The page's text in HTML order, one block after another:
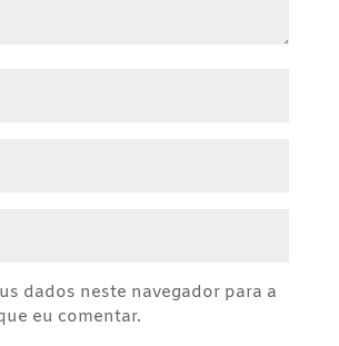
dados neste navegador para a
eu comentar.